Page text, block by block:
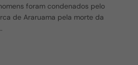
foram condenados pelo
de Araruama pela morte da